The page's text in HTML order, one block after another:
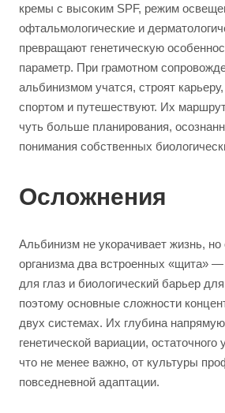
кремы с высоким SPF, режим
офтальмологические и
превращают генетическую
параметр. При грамотном
альбинизмом учатся, строят
спортом и путешествуют. Их
чуть больше планирования,
понимания собственных
Осложнения
Альбинизм не укорачивает жизнь, но
организма два встроенных «щита»
для глаз и биологический барьер
поэтому основные сложности
двух системах. Их глубина
генетической вариации, остаточного
что не менее важно, от культуры
повседневной адаптации.